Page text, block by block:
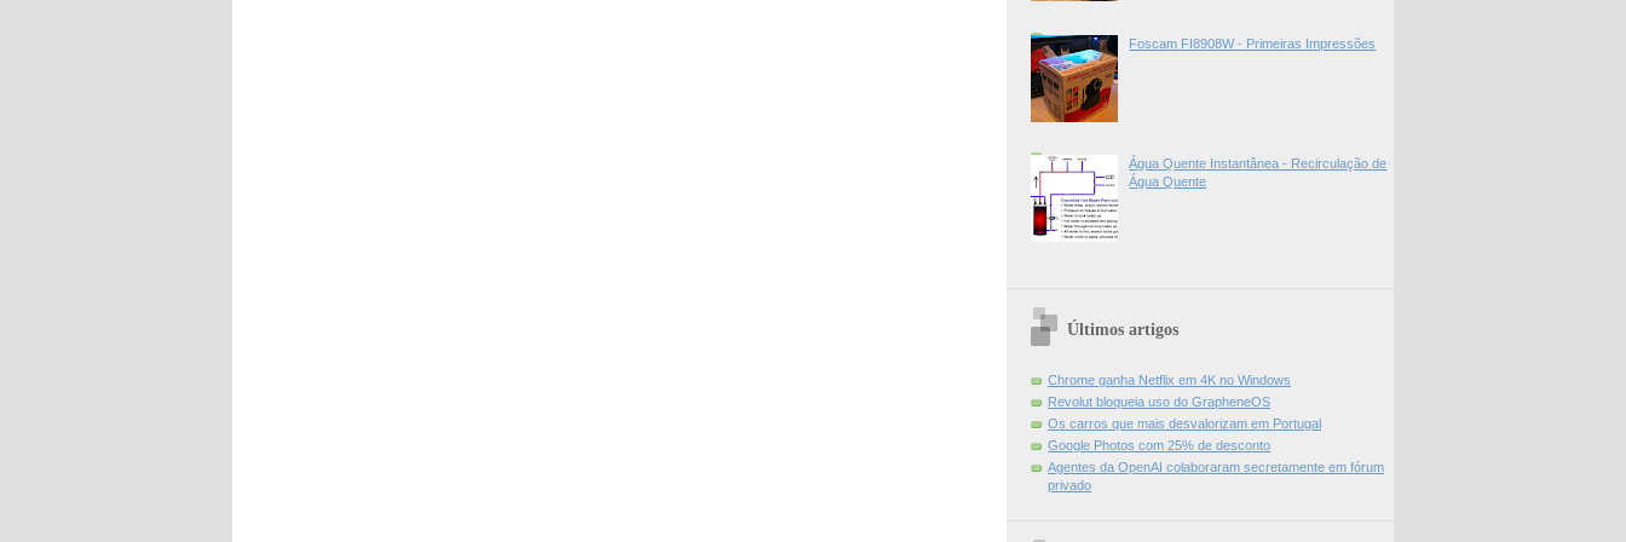
Foscam FI8908W - Primeiras Impressões
Água Quente Instantânea - Recirculação de
Água Quente
Últimos artigos
Chrome ganha Netflix em 4K no Windows
Revolut bloqueia uso do GrapheneOS
Os carros que mais desvalorizam em Portugal
Google Photos com 25% de desconto
Agentes da OpenAI colaboraram secretamente em fórum
privado